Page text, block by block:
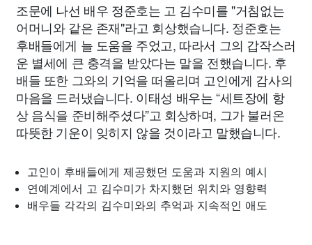
조문에 나선 배우 정준호는 고 김수미를 "거침없는
어머니와 같은 존재"라고 회상했습니다. 정준호는
후배들에게 늘 도움을 주었고, 따라서 그의 갑작스러
운 별세에 큰 충격을 받았다는 말을 전했습니다. 후
배들 또한 그와의 기억을 떠올리며 고인에게 감사의
마음을 드러냈습니다. 이태성 배우는 “세트장에 항
상 음식을 준비해주셨다”고 회상하며, 그가 불러온
따뜻한 기운이 잊히지 않을 것이라고 말했습니다.
고인이 후배들에게 제공했던 도움과 지원의 예시
연예계에서 고 김수미가 차지했던 위치와 영향력
배우들 각각의 김수미와의 추억과 지속적인 애도